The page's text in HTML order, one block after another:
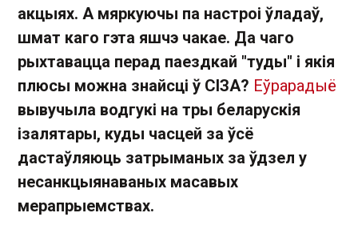
акцыях. А мяркуючы па настроі ўладаў,
шмат каго гэта яшчэ чакае. Да чаго
рыхтавацца перад паездкай "туды" і якія
плюсы можна знайсці ў СІЗА? Еўрарадыё
вывучыла водгукі на тры беларускія
ізалятары, куды часцей за ўсё
дастаўляюць затрыманых за ўдзел у
несанкцыянаваных масавых
мерапрыемствах.